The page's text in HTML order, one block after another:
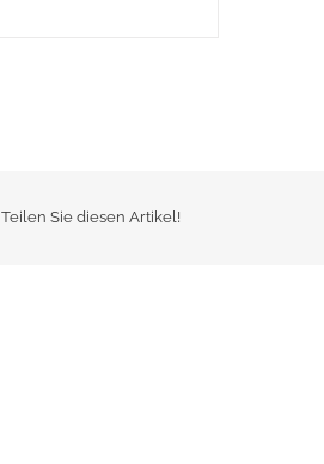
Teilen Sie diesen Artikel!